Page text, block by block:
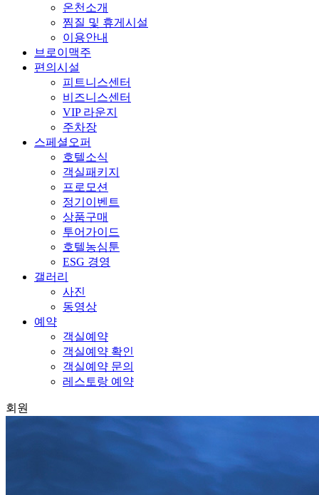
온천소개
찜질 및 휴게시설
이용안내
브로이맥주
편의시설
피트니스센터
비즈니스센터
VIP 라운지
주차장
스페셜오퍼
호텔소식
객실패키지
프로모션
정기이벤트
상품구매
투어가이드
호텔농심툰
ESG 경영
갤러리
사진
동영상
예약
객실예약
객실예약 확인
객실예약 문의
레스토랑 예약
회원